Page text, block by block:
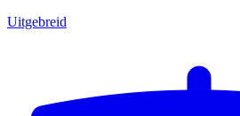
Uitgebreid